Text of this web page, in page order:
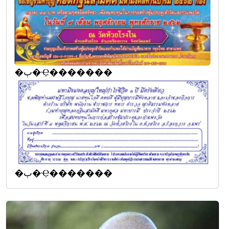
�ٻ�Ҿ�������
�ٻ�Ҿ�������